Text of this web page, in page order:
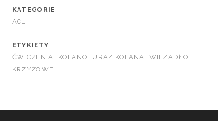
KATEGORIE
ACL
ETYKIETY
ĆWICZENIA
KOLANO URAZ KOLANA
WIEZADŁO
KRZYŻOWE